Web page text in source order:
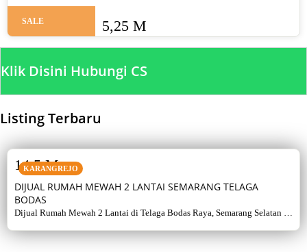
SALE 5,25 M
Klik Disini Hubungi CS
Listing Terbaru
KARANGREJO
DIJUAL RUMAH MEWAH 2 LANTAI SEMARANG TELAGA
BODAS
Dijual Rumah Mewah 2 Lantai di Telaga Bodas Raya, Semarang Selatan –
listrik 5500 watt, air artetis. Lingkungan asri & strategis.
14,5 M